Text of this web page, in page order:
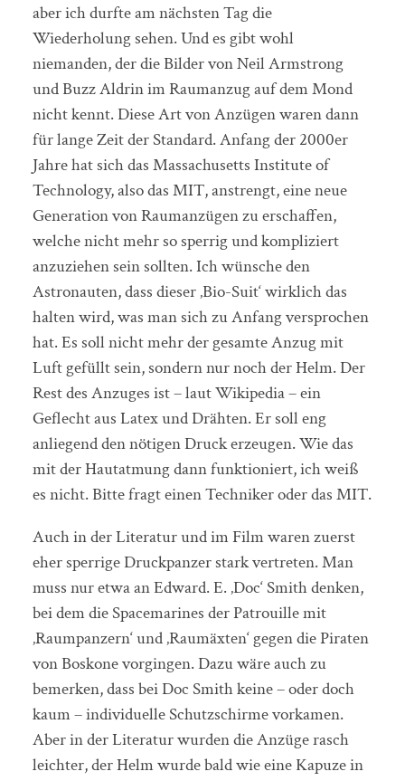
aber ich durfte am nächsten Tag die
Wiederholung sehen. Und es gibt wohl
niemanden, der die Bilder von Neil Armstrong
und Buzz Aldrin im Raumanzug auf dem Mond
nicht kennt. Diese Art von Anzügen waren dann
für lange Zeit der Standard. Anfang der 2000er
Jahre hat sich das Massachusetts Institute of
Technology, also das MIT, anstrengt, eine neue
Generation von Raumanzügen zu erschaffen,
welche nicht mehr so sperrig und kompliziert
anzuziehen sein sollten. Ich wünsche den
Astronauten, dass dieser ‚Bio-Suit‘ wirklich das
halten wird, was man sich zu Anfang versprochen
hat. Es soll nicht mehr der gesamte Anzug mit
Luft gefüllt sein, sondern nur noch der Helm. Der
Rest des Anzuges ist – laut Wikipedia – ein
Geflecht aus Latex und Drähten. Er soll eng
anliegend den nötigen Druck erzeugen. Wie das
mit der Hautatmung dann funktioniert, ich weiß
es nicht. Bitte fragt einen Techniker oder das MIT.
Auch in der Literatur und im Film waren zuerst
eher sperrige Druckpanzer stark vertreten. Man
muss nur etwa an Edward. E. ‚Doc‘ Smith denken,
bei dem die Spacemarines der Patrouille mit
‚Raumpanzern‘ und ‚Raumäxten‘ gegen die Piraten
von Boskone vorgingen. Dazu wäre auch zu
bemerken, dass bei Doc Smith keine – oder doch
kaum – individuelle Schutzschirme vorkamen.
Aber in der Literatur wurden die Anzüge rasch
leichter, der Helm wurde bald wie eine Kapuze in